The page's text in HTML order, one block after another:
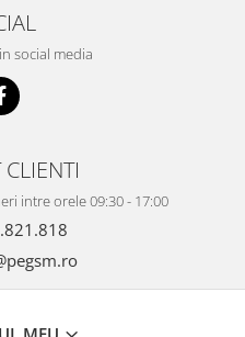
social media
intre orele 09:30 - 17:00